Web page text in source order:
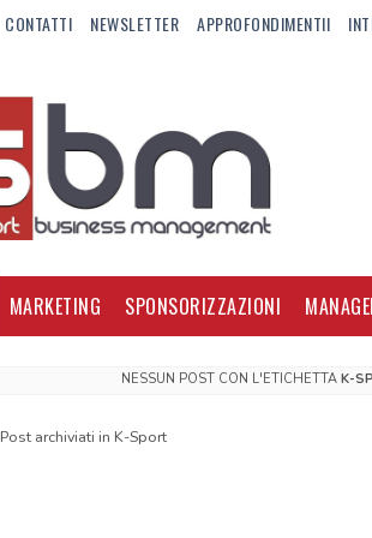
CONTATTI NEWSLETTER APPROFONDIMENTII
MARKETING SPONSORIZZAZIONI
NESSUN POST CON L'ETICHETTA K-
Post archiviati in K-Sport